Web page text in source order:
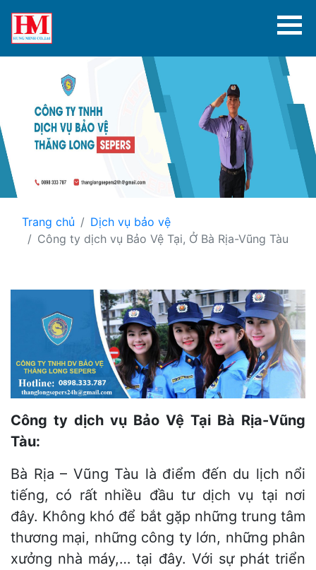
Trang chủ
Dịch vụ bảo vệ
Công ty dịch vụ Bảo Vệ Tại, Ở Bà Rịa-Vũng Tàu
Công ty dịch vụ Bảo Vệ Tại Bà Rịa-Vũng
Tàu:
Bà Rịa – Vũng Tàu là điểm đến du lịch nổi
tiếng, có rất nhiều đầu tư dịch vụ tại nơi
đây. Không khó để bắt gặp những trung tâm
thương mại, những công ty lớn, những phân
xưởng nhà máy,… tại đây. Với sự phát triển